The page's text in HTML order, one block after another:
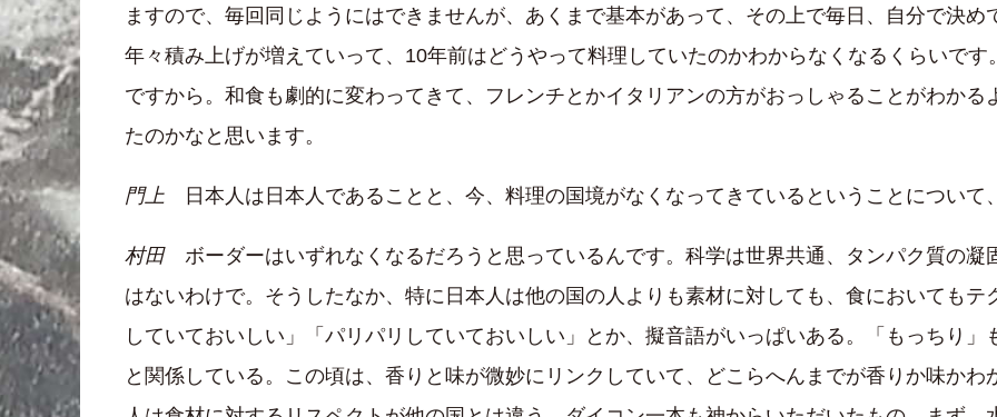
ますので、毎回同じようにはできませんが、あくまで基本があって、その上で毎日、自分で決
年々積み上げが増えていって、10年前はどうやって料理していたのかわからなくなるくらいで
ですから。和食も劇的に変わってきて、フレンチとかイタリアンの方がおっしゃることがわか
たのかなと思います。
門上 日本人は日本人であることと、今、料理の国境がなくなってきているということについて
村田ボーダーはいずれなくなるだろうと思っているんです。科学は世界共通、タンパク質の凝
はないわけで。そうしたなか、特に日本人は他の国の人よりも素材に対しても、食においても
していておいしい」「パリパリしていておいしい」とか、擬音語がいっぱいある。「もっちり
と関係している。この頃は、香りと味が微妙にリンクしていて、どこらへんまでが香りか味か